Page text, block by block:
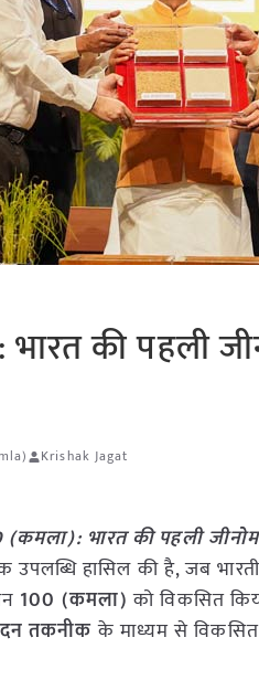
की पहली
Krishak Jagat
(कमला): भारत की पहली
उपलब्धि हासिल की है, जब
100 (कमला) को विकसित
तकनीकके माध्यम से